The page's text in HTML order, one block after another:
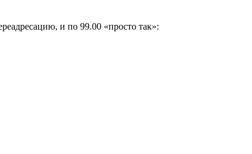
и по 99.00 «просто так»: